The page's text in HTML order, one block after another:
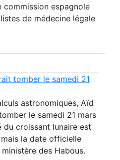
espagnole
de médecine légale
tomber le samedi 21
astronomiques, Aïd
le samedi 21 mars
croissant lunaire est
la date officielle
des Habous.